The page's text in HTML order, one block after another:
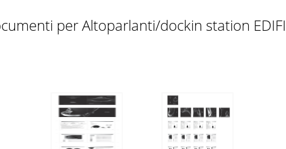
per Altoparlanti/dockin station